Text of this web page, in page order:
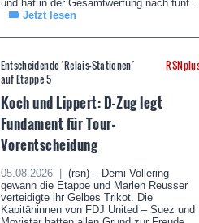
und hat in der Gesamtwertung nach fünf...
Jetzt lesen
Entscheidende ´Relais-Stationen´
auf Etappe 5
Koch und Lippert: D-Zug legt
Fundament für Tour-
Vorentscheidung
05.08.2026 |
(rsn) – Demi Vollering
gewann die Etappe und Marlen Reusser
verteidigte ihr Gelbes Trikot. Die
Kapitäninnen von FDJ United – Suez und